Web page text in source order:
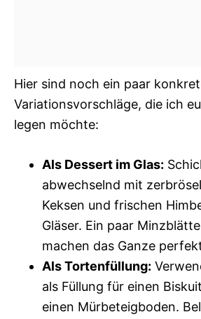
Hier sind noch ein paar
Variationsvorschläge, die ich
legen möchte:
Als Dessert im Glas:
abwechselnd mit
Keksen und frischen
Gläser. Ein paar
machen das Ganze
Als Tortenfüllung:
als Füllung für einen
einen Mürbeteigboden.